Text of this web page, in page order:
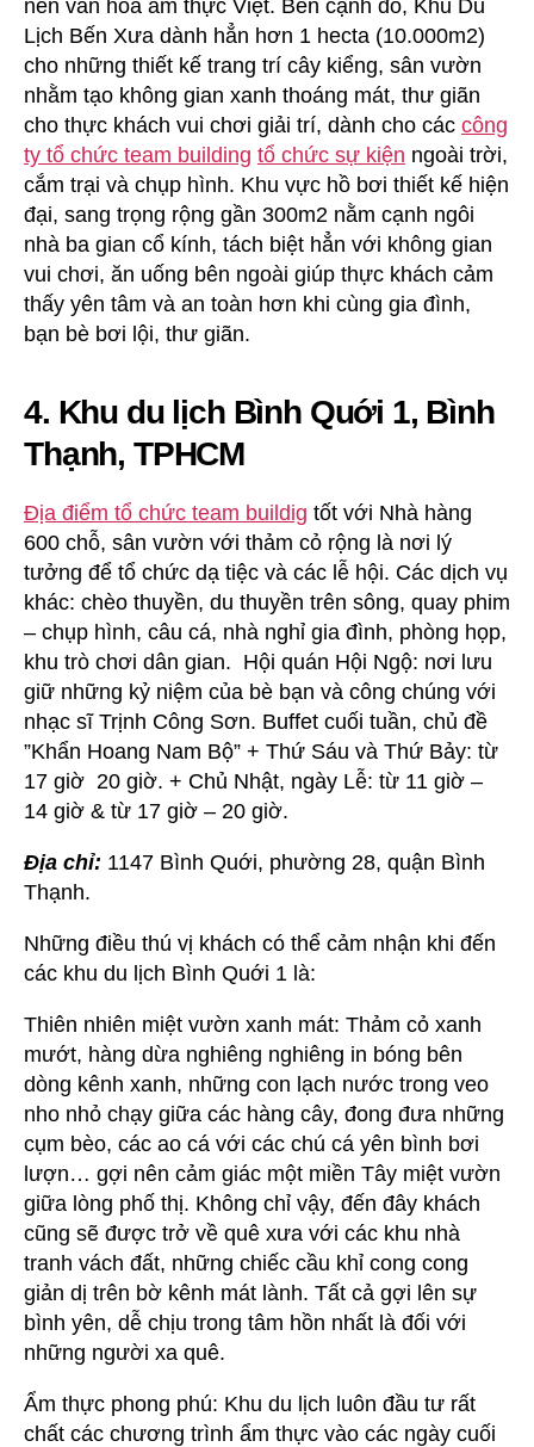
nền văn hóa ẩm thực Việt. Bên cạnh đó, Khu Du
Lịch Bến Xưa dành hẳn hơn 1 hecta (10.000m2)
cho những thiết kế trang trí cây kiểng, sân vườn
nhằm tạo không gian xanh thoáng mát, thư giãn
cho thực khách vui chơi giải trí, dành cho các công
ty tổ chức team building tổ chức sự kiện ngoài trời,
cắm trại và chụp hình. Khu vực hồ bơi thiết kế hiện
đại, sang trọng rộng gần 300m2 nằm cạnh ngôi
nhà ba gian cổ kính, tách biệt hẳn với không gian
vui chơi, ăn uống bên ngoài giúp thực khách cảm
thấy yên tâm và an toàn hơn khi cùng gia đình,
bạn bè bơi lội, thư giãn.
4. Khu du lịch Bình Quới 1, Bình
Thạnh, TPHCM
Địa điểm tổ chức team buildig tốt với Nhà hàng
600 chỗ, sân vườn với thảm cỏ rộng là nơi lý
tưởng để tổ chức dạ tiệc và các lễ hội. Các dịch vụ
khác: chèo thuyền, du thuyền trên sông, quay phim
– chụp hình, câu cá, nhà nghỉ gia đình, phòng họp,
khu trò chơi dân gian. Hội quán Hội Ngộ: nơi lưu
giữ những kỷ niệm của bè bạn và công chúng với
nhạc sĩ Trịnh Công Sơn. Buffet cuối tuần, chủ đề
”Khẩn Hoang Nam Bộ” + Thứ Sáu và Thứ Bảy: từ
17 giờ 20 giờ. + Chủ Nhật, ngày Lễ: từ 11 giờ –
14 giờ & từ 17 giờ – 20 giờ.
Địa chỉ: 1147 Bình Quới, phường 28, quận Bình
Thạnh.
Những điều thú vị khách có thể cảm nhận khi đến
các khu du lịch Bình Quới 1 là:
Thiên nhiên miệt vườn xanh mát: Thảm cỏ xanh
mướt, hàng dừa nghiêng nghiêng in bóng bên
dòng kênh xanh, những con lạch nước trong veo
nho nhỏ chạy giữa các hàng cây, đong đưa những
cụm bèo, các ao cá với các chú cá yên bình bơi
lượn… gợi nên cảm giác một miền Tây miệt vườn
giữa lòng phố thị. Không chỉ vậy, đến đây khách
cũng sẽ được trở về quê xưa với các khu nhà
tranh vách đất, những chiếc cầu khỉ cong cong
giản dị trên bờ kênh mát lành. Tất cả gợi lên sự
bình yên, dễ chịu trong tâm hồn nhất là đối với
những người xa quê.
Ẩm thực phong phú: Khu du lịch luôn đầu tư rất
chất các chương trình ẩm thực vào các ngày cuối